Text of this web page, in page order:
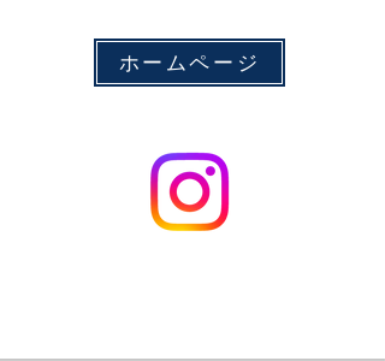
ホームページ